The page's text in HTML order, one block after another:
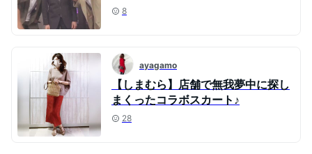
8
ayagamo
【しまむら】店舗で無我夢中に探し
まくったコラボスカート♪
28